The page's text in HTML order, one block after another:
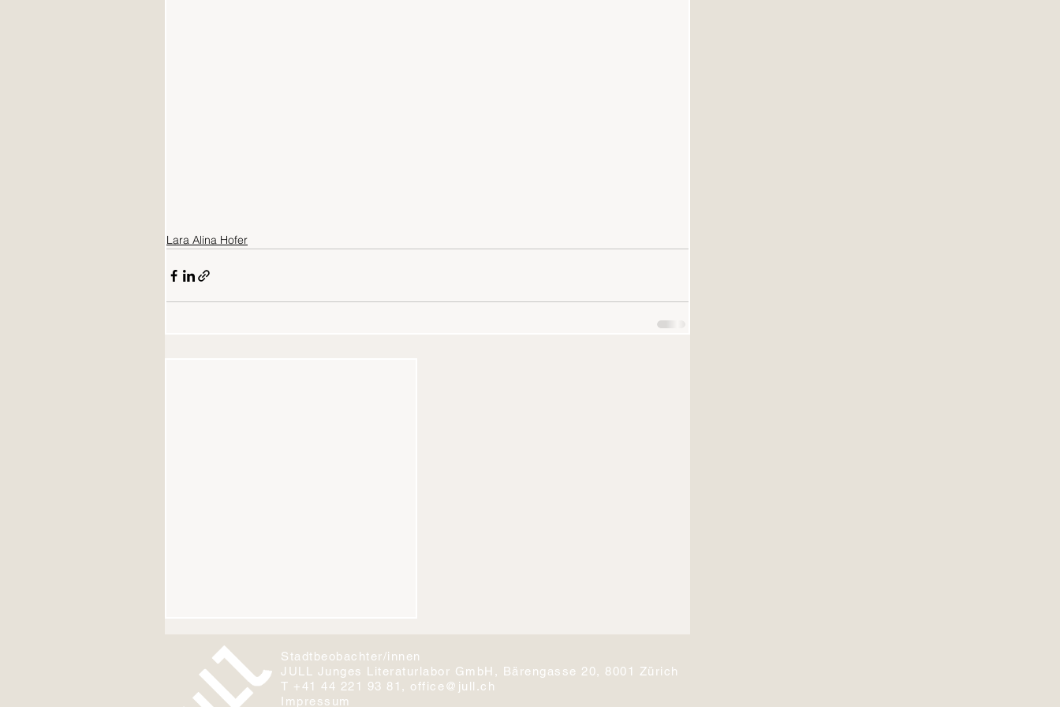
Lara Alina Hofer
Stadtbeobachter/innen
JULL Junges Literaturlabor GmbH , Bärengasse 20, 8001 Zürich
T +41 44 221 93 81, office@jull.ch
Impressum